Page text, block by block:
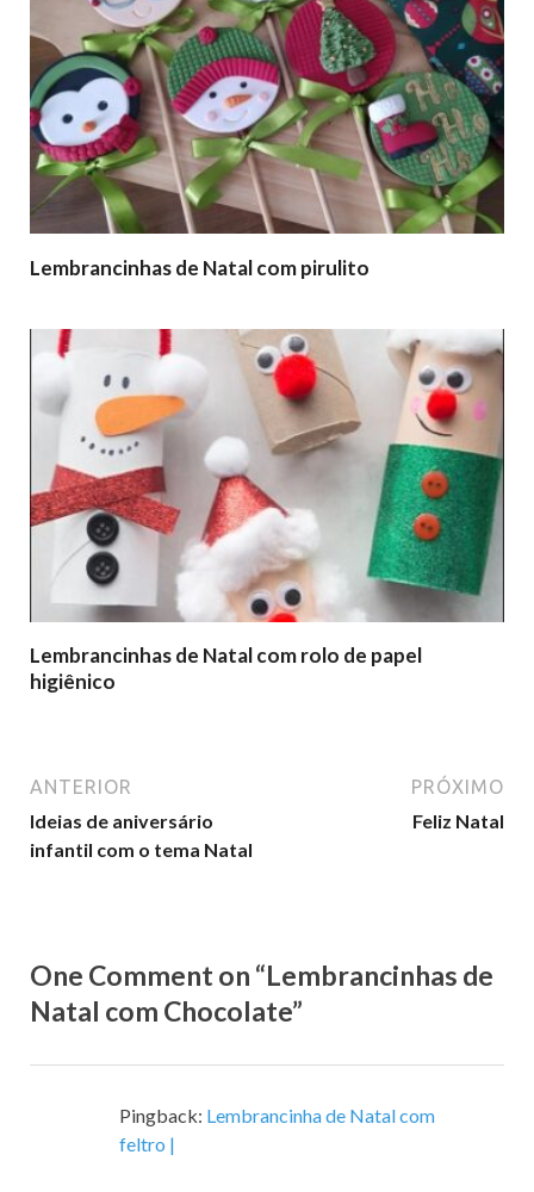
Lembrancinhas de Natal com pirulito
Lembrancinhas de Natal com rolo de papel
higiênico
ANTERIOR
Ideias de aniversário
infantil com o tema Natal
PRÓXIMO
Feliz Natal
One Comment on “Lembrancinhas de
Natal com Chocolate”
Pingback: Lembrancinha de Natal com
feltro |